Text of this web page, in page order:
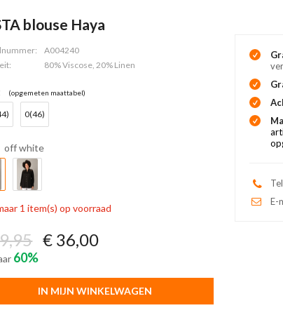
blouse Haya
A004240
80% Viscose, 20% Linen
(opgemeten maattabel)
0(46)
off white
1 item(s) op voorraad
€ 36,00
60%
IN MIJN WINKELWAGEN
E-